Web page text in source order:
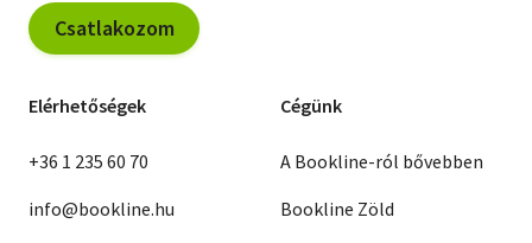
Csatlakozom
Elérhetőségek
+36 1 235 60 70
info@bookline.hu
Cégünk
A Bookline-ról bővebben
Bookline Zöld